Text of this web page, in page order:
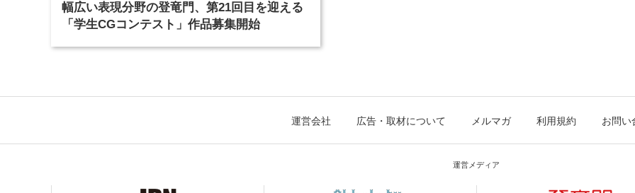
幅広い表現分野の登竜門、第21回目を迎える
「学生CGコンテスト」作品募集開始
運営会社 広告・取材について メルマガ 利用規約 お問い
運営メディア